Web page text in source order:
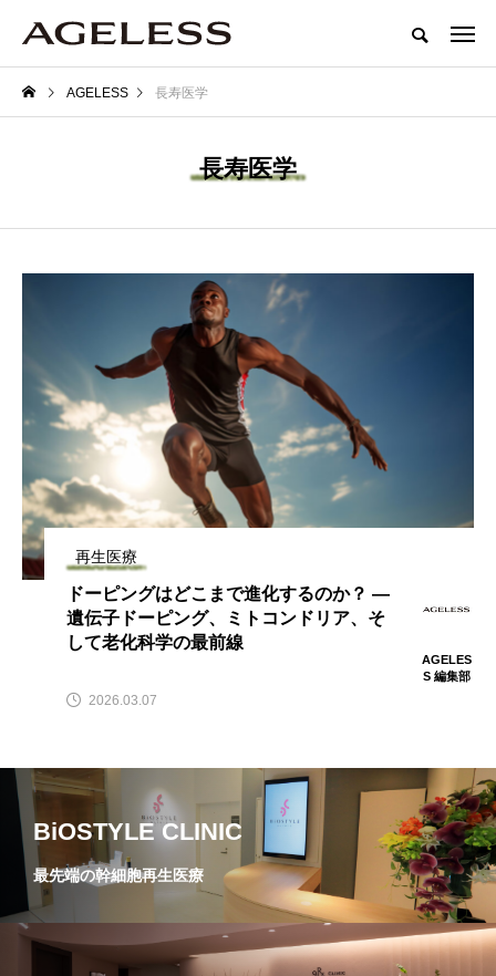
AGELESS 長寿医学
長寿医学
再生医療
ドーピングはどこまで進化するのか？ ―
遺伝子ドーピング、ミトコンドリア、そ
して老化科学の最前線
AGELES
S 編集部
2026.03.07
BiOSTYLE CLINIC
最先端の幹細胞再生医療